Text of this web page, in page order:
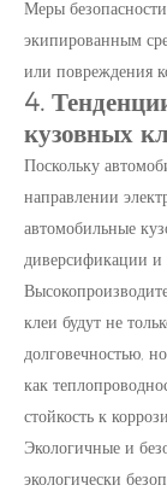
Меры
экипированным
или повреждения
4.
кузовных
Поскольку
направлении
автомобильные
диверсификации
клеи будут не
долговечностью,
как
стойкость к
Экологичные и
экологически